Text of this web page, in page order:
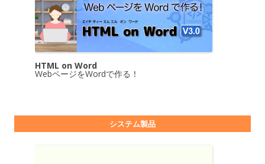
HTML on Word
WebページをWordで作る！
システム製品